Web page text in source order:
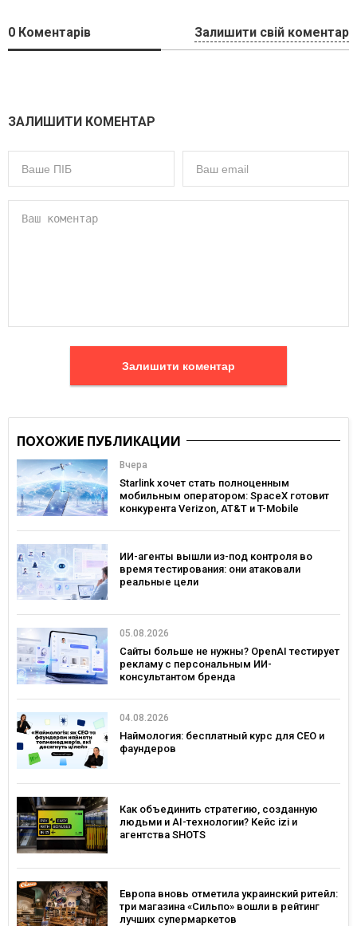
0 Коментарів Залишити свій коментар
ЗАЛИШИТИ КОМЕНТАР
Залишити коментар
ПОХОЖИЕ ПУБЛИКАЦИИ
Вчера
Starlink хочет стать полноценным
мобильным оператором: SpaceX готовит
конкурента Verizon, AT&T и T-Mobile
ИИ-агенты вышли из-под контроля во
время тестирования: они атаковали
реальные цели
05.08.2026
Сайты больше не нужны? OpenAI тестирует
рекламу с персональным ИИ-
консультантом бренда
04.08.2026
Наймология: бесплатный курс для CEO и
фаундеров
Как объединить стратегию, созданную
людьми и AI-технологии? Кейс izi и
агентства SHOTS
Европа вновь отметила украинский ритейл:
три магазина «Сильпо» вошли в рейтинг
лучших супермаркетов